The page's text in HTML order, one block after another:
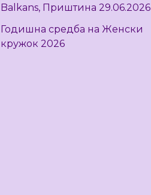
Balkans, Приштина 29.06.2026
Годишна средба на Женски
кружок 2026